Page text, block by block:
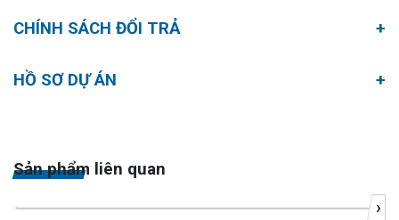
CHÍNH SÁCH ĐỔI TRẢ
HỒ SƠ DỰ ÁN
Sản phẩm liên quan
›